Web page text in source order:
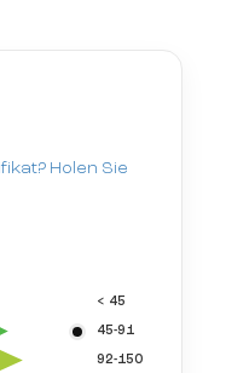
Holen Sie
< 45
45-91
92-150